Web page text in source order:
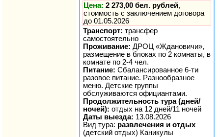
Цена: 2 273,00 бел. рублей,
стоимость с заключением договора
до 01.05.2026
Транспорт: трансфер
самостоятельно
Проживание: ДРОЦ «Ждановичи»,
размещение в блоках по 2 комнаты, в
комнате по 2-4 чел.
Питание: Сбалансированное 6-ти
разовое питание. Разнообразное
меню. Детские группы
обслуживаются официантами.
Продолжительность тура (дней/
ночей): отдых на 12 дней/11 ночей
Даты выезда: 13.08.2026
Вид тура: развлечения и отдых
(детский отдых) Каникулы